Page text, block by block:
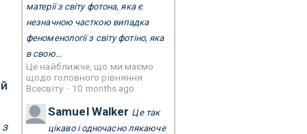
матерії з світу фотона, яка є
незначною часткою випадка
феноменології з світу фотіно, яка
в свою...
Це найближче, що ми маємо
щодо головного рівняння
Всесвіту · 10 months ago
Samuel Walker Це так
цікаво і одночасно лякаюче